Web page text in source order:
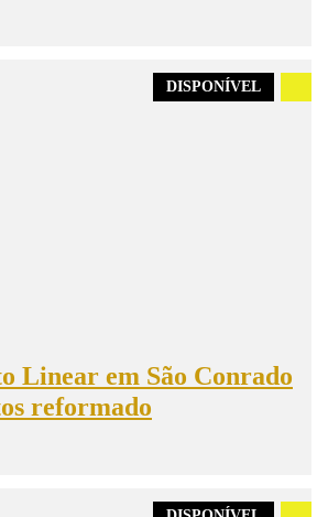
DISPONÍVEL
Linear em São Conrado
reformado